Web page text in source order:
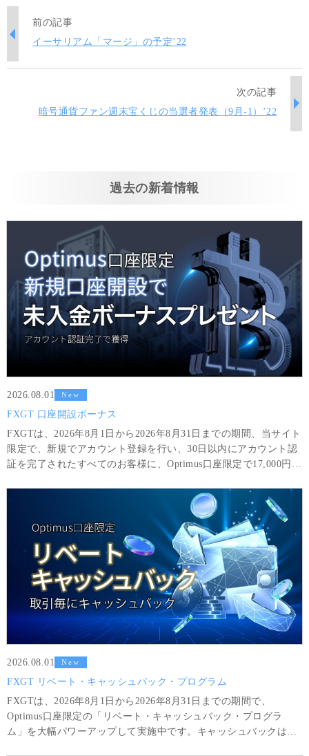
前の記事
イーサリアム「マージ」の予定’22
次の記事
暗号通貨ファン週末宝くじの当選者発表（9月-1）’22
過去の新着情報
2026.08.01 New
FXGT 口座開設ボーナス
FXGTは、2026年8月1日から2026年8月31日までの期間、当サイト
限定で、新規でアカウント登録を行い、30日以内にアカウント認
証を完了されたすべてのお客様に、Optimus口座限定で17,000円分
た利益は、6GTLot（＝600,000 USD相当額）以上の取引と最低8
回の取引を完了した場合に限り出金可能です。
2026.08.01 New
FXGT リベート・キャッシュバック・プログラム
FXGTは、2026年8月1日から2026年8月31日までの期間で、
Optimus口座限定の「リベート・キャッシュバック・プログラ
ム」を大幅パワーアップして実施中です。キャッシュバックは、